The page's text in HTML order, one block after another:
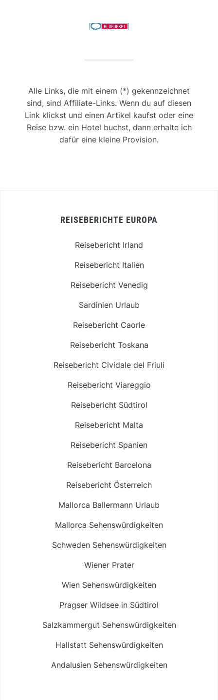
Alle Links, die mit einem (*) gekennzeichnet
sind, sind Affiliate-Links. Wenn du auf diesen
Link klickst und einen Artikel kaufst oder eine
Reise bzw. ein Hotel buchst, dann erhalte ich
dafür eine kleine Provision.
REISEBERICHTE EUROPA
Reisebericht Irland
Reisebericht Italien
Reisebericht Venedig
Sardinien Urlaub
Reisebericht Caorle
Reisebericht Toskana
Reisebericht Cividale del Friuli
Reisebericht Viareggio
Reisebericht Südtirol
Reisebericht Malta
Reisebericht Spanien
Reisebericht Barcelona
Reisebericht Österreich
Mallorca Ballermann Urlaub
Mallorca Sehenswürdigkeiten
Schweden Sehenswürdigkeiten
Wiener Prater
Wien Sehenswürdigkeiten
Pragser Wildsee in Südtirol
Salzkammergut Sehenswürdigkeiten
Hallstatt Sehenswürdigkeiten
Andalusien Sehenswürdigkeiten